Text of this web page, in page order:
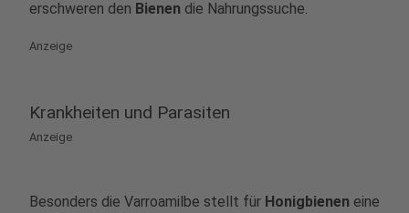
erschweren den Bienen die Nahrungssuche.
Anzeige
Krankheiten und Parasiten
Anzeige
Besonders die Varroamilbe stellt für Honigbienen eine